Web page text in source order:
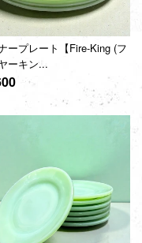
ープレート【Fire-King (フ
ーキン...